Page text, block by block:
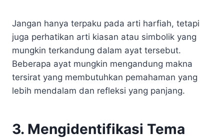
Jangan hanya terpaku pada arti harfiah, tetapi
juga perhatikan arti kiasan atau simbolik yang
mungkin terkandung dalam ayat tersebut.
Beberapa ayat mungkin mengandung makna
tersirat yang membutuhkan pemahaman yang
lebih mendalam dan refleksi yang panjang.
3. Mengidentifikasi Tema